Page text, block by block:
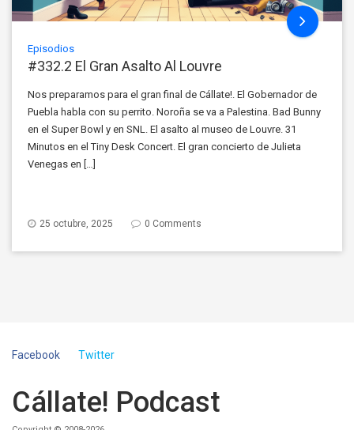
Episodios
#332.2 El Gran Asalto Al Louvre
Nos preparamos para el gran final de Cállate!. El Gobernador de
Puebla habla con su perrito. Noroña se va a Palestina. Bad Bunny
en el Super Bowl y en SNL. El asalto al museo de Louvre. 31
Minutos en el Tiny Desk Concert. El gran concierto de Julieta
Venegas en […]
25 octubre, 2025 0 Comments
Facebook Twitter
Cállate! Podcast